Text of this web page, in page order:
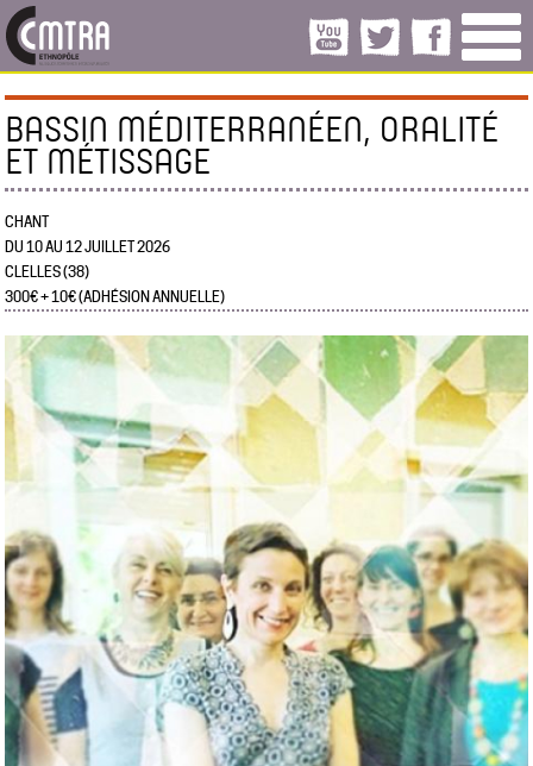
BASSIN MÉDITERRANÉEN, ORALITÉ
ET MÉTISSAGE
CHANT
DU 10 AU 12 JUILLET 2026
CLELLES (38)
300€ + 10€ (ADHÉSION ANNUELLE)